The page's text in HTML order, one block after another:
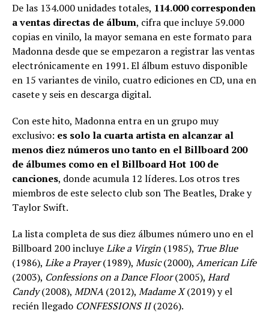
De las 134.000 unidades totales, 114.000 corresponden
a ventas directas de álbum, cifra que incluye 59.000
copias en vinilo, la mayor semana en este formato para
Madonna desde que se empezaron a registrar las ventas
electrónicamente en 1991. El álbum estuvo disponible
en 15 variantes de vinilo, cuatro ediciones en CD, una en
casete y seis en descarga digital.
Con este hito, Madonna entra en un grupo muy
exclusivo: es solo la cuarta artista en alcanzar al
menos diez números uno tanto en el Billboard 200
de álbumes como en el Billboard Hot 100 de
canciones, donde acumula 12 líderes. Los otros tres
miembros de este selecto club son The Beatles, Drake y
Taylor Swift.
La lista completa de sus diez álbumes número uno en el
Billboard 200 incluyeLike a Virgin (1985), True Blue
(1986), Like a Prayer(1989), Music(2000), American Life
(2003), Confessions on a Dance Floor(2005), Hard
Candy(2008), MDNA (2012), Madame X(2019) y el
recién llegado CONFESSIONS II(2026).